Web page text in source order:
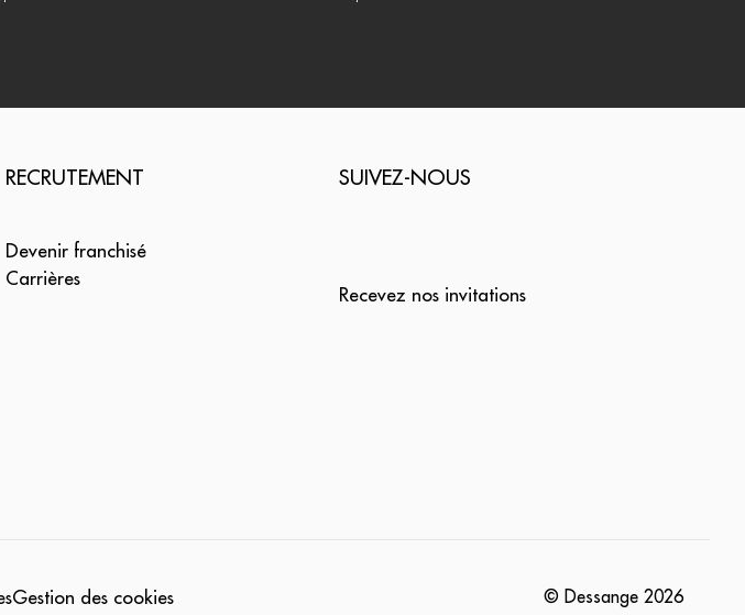
RECRUTEMENT
Devenir franchisé
Carrières
SUIVEZ-NOUS
Recevez nos invitations
Gestion des cookies © Dessange 2026